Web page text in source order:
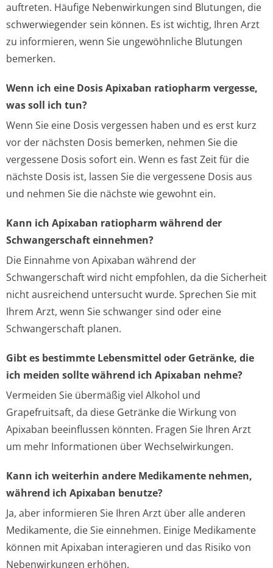
auftreten. Häufige Nebenwirkungen sind Blutungen, die
schwerwiegender sein können. Es ist wichtig, Ihren Arzt
zu informieren, wenn Sie ungewöhnliche Blutungen
bemerken.
Wenn ich eine Dosis Apixaban ratiopharm vergesse,
was soll ich tun?
Wenn Sie eine Dosis vergessen haben und es erst kurz
vor der nächsten Dosis bemerken, nehmen Sie die
vergessene Dosis sofort ein. Wenn es fast Zeit für die
nächste Dosis ist, lassen Sie die vergessene Dosis aus
und nehmen Sie die nächste wie gewohnt ein.
Kann ich Apixaban ratiopharm während der
Schwangerschaft einnehmen?
Die Einnahme von Apixaban während der
Schwangerschaft wird nicht empfohlen, da die Sicherheit
nicht ausreichend untersucht wurde. Sprechen Sie mit
Ihrem Arzt, wenn Sie schwanger sind oder eine
Schwangerschaft planen.
Gibt es bestimmte Lebensmittel oder Getränke, die
ich meiden sollte während ich Apixaban nehme?
Vermeiden Sie übermäßig viel Alkohol und
Grapefruitsaft, da diese Getränke die Wirkung von
Apixaban beeinflussen könnten. Fragen Sie Ihren Arzt
um mehr Informationen über Wechselwirkungen.
Kann ich weiterhin andere Medikamente nehmen,
während ich Apixaban benutze?
Ja, aber informieren Sie Ihren Arzt über alle anderen
Medikamente, die Sie einnehmen. Einige Medikamente
können mit Apixaban interagieren und das Risiko von
Nebenwirkungen erhöhen.